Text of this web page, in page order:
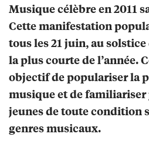
Musique célèbre en 2011
Cette manifestation
tous les 21 juin, au
la plus courte de l’année.
objectif de populariser la
musique et de familiariser
jeunes de toute condition
genres musicaux.